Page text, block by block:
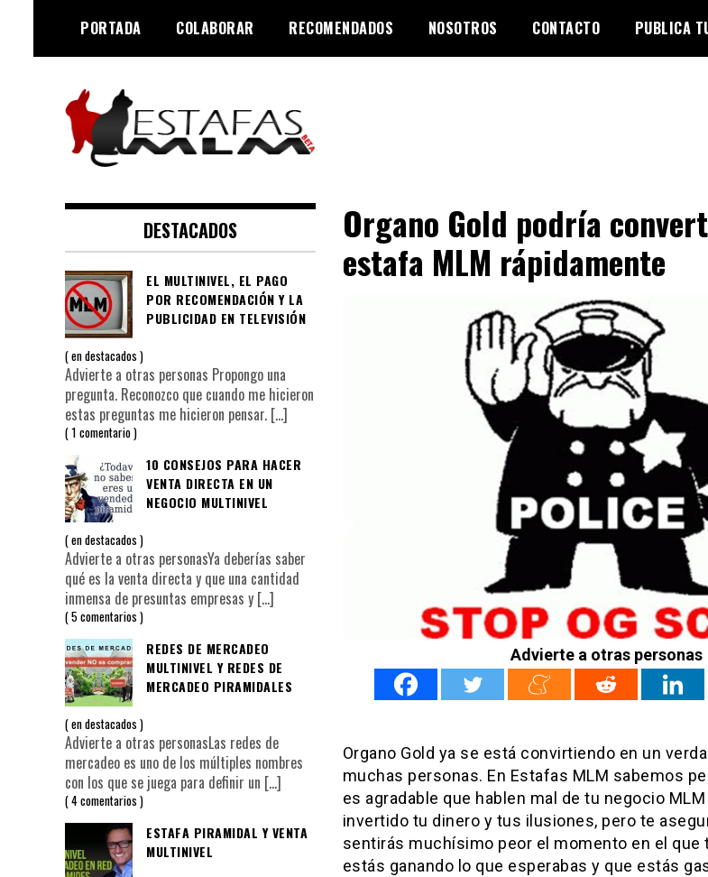
contenido
PORTADA COLABORAR RECOMENDADOS NOSOTROS CONTACTO PUBLICA
Estafas MLM
piramidales
Organo Gold podría
estafa MLM rápidamente
Advierte a otras personas
Organo Gold ya se está convirtiendo en un
muchas personas. En Estafas MLM sabemos
es agradable que hablen mal de tu negocio
invertido tu dinero y tus ilusiones, pero te
sentirás muchísimo peor el momento en el que
estás ganando lo que esperabas y que estás
DESTACADOS
EL MULTINIVEL, EL PAGO
POR RECOMENDACIÓN Y LA
PUBLICIDAD EN TELEVISIÓN
endestacados
Advierte a otras personas Propongo una
pregunta. Reconozco que cuando me hicieron
estas preguntas me hicieron pensar. […]
1 comentario
10 CONSEJOS PARA HACER
VENTA DIRECTA EN UN
NEGOCIO MULTINIVEL
endestacados
Advierte a otras personasYa deberías saber
qué es la venta directa y que una cantidad
inmensa de presuntas empresas y […]
5 comentarios
REDES DE MERCADEO
MULTINIVEL Y REDES DE
MERCADEO PIRAMIDALES
endestacados
Advierte a otras personasLas redes de
mercadeo es uno de los múltiples nombres
con los que se juega para definir un […]
4 comentarios
ESTAFA PIRAMIDAL Y VENTA
MULTINIVEL